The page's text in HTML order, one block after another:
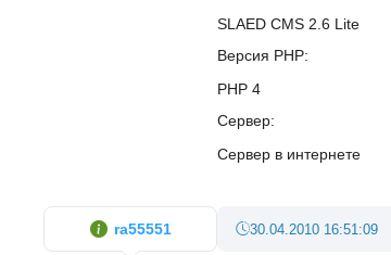
SLAED CMS 2.6 Lite
Версия PHP
PHP 4
Сервер
Сервер в интернете
30.04.2010 16:51:09
ra55551